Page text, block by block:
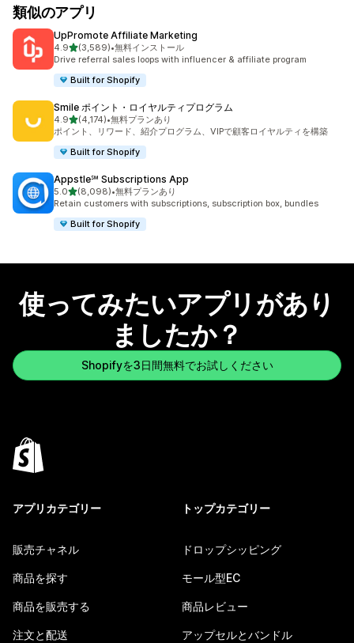
類似のアプリ
UpPromote Affiliate Marketing
4.95つ星中
(3,589)
合計レビュー数：3589件
•無料インストール
Drive referral sales loops with influencer & affiliate program
Built for Shopify
Smile ポイント・ロイヤルティプログラム
4.95つ星中
(4,174)
合計レビュー数：4174件
•無料プランあり
ポイント、リワード、紹介プログラム、VIPで顧客ロイヤルティを構築
Built for Shopify
Appstle℠ Subscriptions App
5.05つ星中
(8,098)
合計レビュー数：8098件
•無料プランあり
Retain customers with subscriptions, subscription box, bundles
Built for Shopify
使ってみたいアプリがあり
ましたか？
Shopifyを3日間無料でお試しください
アプリカテゴリー
販売チャネル
商品を探す
商品を販売する
注文と配送
トップカテゴリー
ドロップシッピング
モール型EC
商品レビュー
アップセルとバンドル